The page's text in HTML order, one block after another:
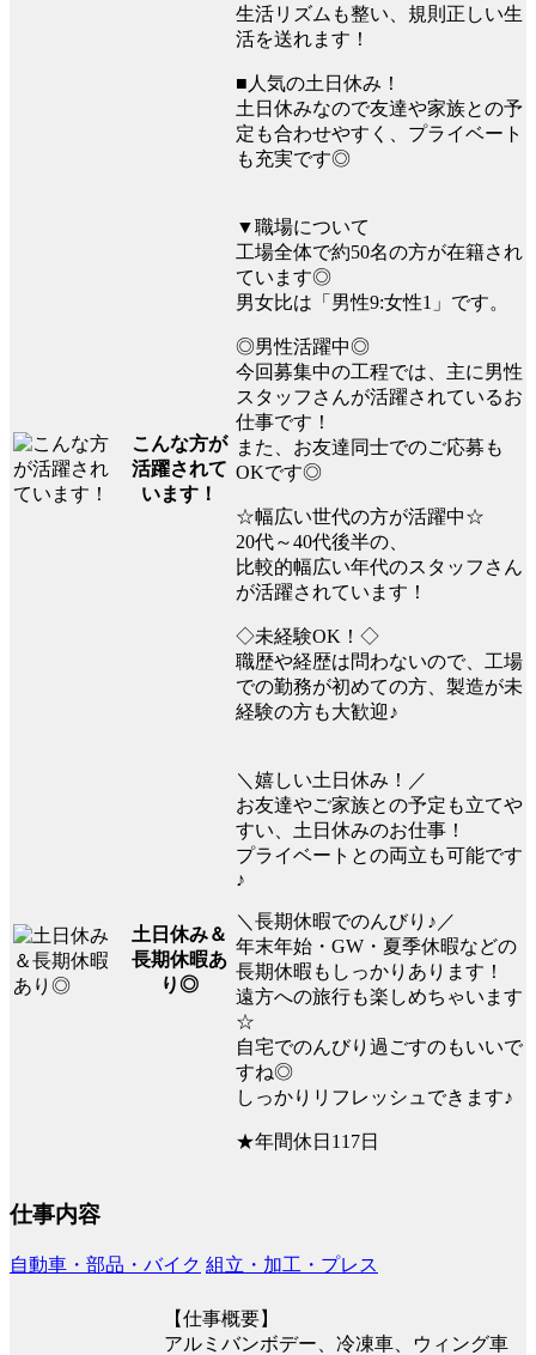
生活リズムも整い、規則正しい生
活を送れます！
■人気の土日休み！
土日休みなので友達や家族との予
定も合わせやすく、プライベート
も充実です◎
こんな方が
活躍されて
います！
▼職場について
工場全体で約50名の方が在籍され
ています◎
男女比は「男性9:女性1」です。
◎男性活躍中◎
今回募集中の工程では、主に男性
スタッフさんが活躍されているお
仕事です！
また、お友達同士でのご応募も
OKです◎
☆幅広い世代の方が活躍中☆
20代～40代後半の、
比較的幅広い年代のスタッフさん
が活躍されています！
◇未経験OK！◇
職歴や経歴は問わないので、工場
での勤務が初めての方、製造が未
経験の方も大歓迎♪
土日休み＆
長期休暇あ
り◎
＼嬉しい土日休み！／
お友達やご家族との予定も立てや
すい、土日休みのお仕事！
プライベートとの両立も可能です
♪
＼長期休暇でのんびり♪／
年末年始・GW・夏季休暇などの
長期休暇もしっかりあります！
遠方への旅行も楽しめちゃいます
☆
自宅でのんびり過ごすのもいいで
すね◎
しっかりリフレッシュできます♪
★年間休日117日
仕事内容
自動車・部品・バイク 組立・加工・プレス
【仕事概要】
アルミバンボデー、冷凍車、ウィング車